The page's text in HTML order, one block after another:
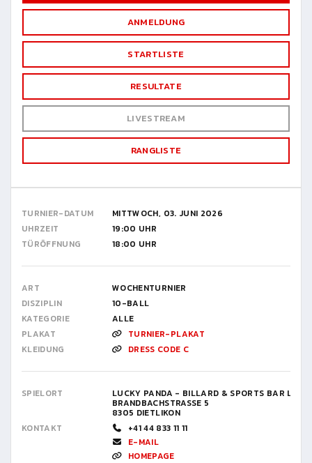
ANMELDUNG
STARTLISTE
RESULTATE
LIVESTREAM
RANGLISTE
TURNIER-DATUM
MITTWOCH, 03. JUNI 2026
UHRZEIT
19:00 UHR
TÜRÖFFNUNG
18:00 UHR
ART
WOCHENTURNIER
DISZIPLIN
10-BALL
KATEGORIE
ALLE
PLAKAT
TURNIER-PLAKAT
KLEIDUNG
DRESS CODE C
SPIELORT LUCKY PANDA - BILLARD & SPORTS BAR
BRANDBACHSTRASSE 5
8305 DIETLIKON
KONTAKT
+41 44 833 11 11
E-MAIL
HOMEPAGE